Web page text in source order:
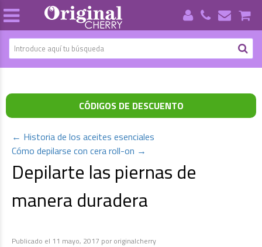
CÓDIGOS DE DESCUENTO
← Historia de los aceites esenciales
Cómo depilarse con cera roll-on →
Depilarte las piernas de
manera duradera
Publicado el 11 mayo, 2017 por originalcherry